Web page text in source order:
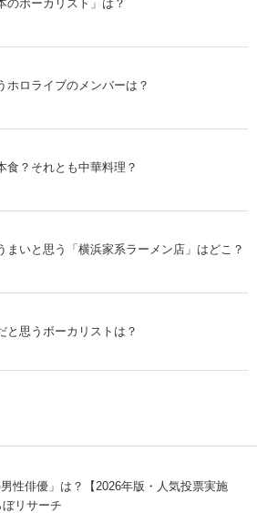
のボーカリスト」は？
ホロライブのメンバーは？
食？それとも中華料理？
まいと思う「横浜家系ラーメン店」はどこ？
と思うボーカリストは？
性俳優」は？【2026年版・人気投票実施
リサーチ